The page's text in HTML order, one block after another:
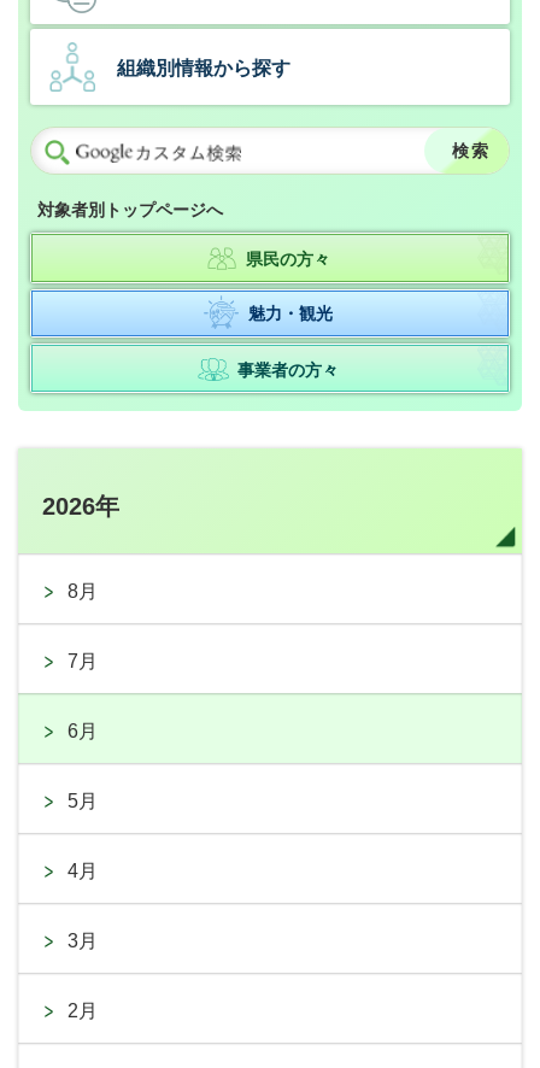
組織別情報から探す
対象者別トップページへ
県民の方々
魅力・観光
事業者の方々
2026年
8月
7月
6月
5月
4月
3月
2月